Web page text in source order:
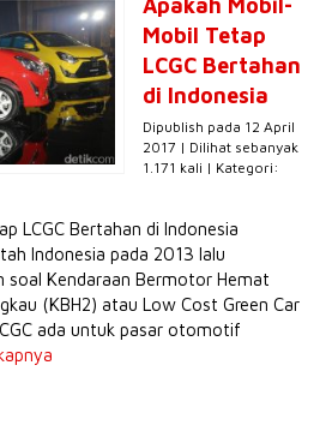
Apakah Mobil-
Mobil Tetap
LCGC Bertahan
di Indonesia
Dipublish pada 12 April
2017 | Dilihat sebanyak
1.171 kali | Kategori:
LCGC Bertahan di Indonesia
Indonesia pada 2013 lalu
soal Kendaraan Bermotor Hemat
(KBH2) atau Low Cost Green Car
ada untuk pasar otomotif